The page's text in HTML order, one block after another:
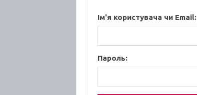
Ім'я користувача чи Email:
Пароль: